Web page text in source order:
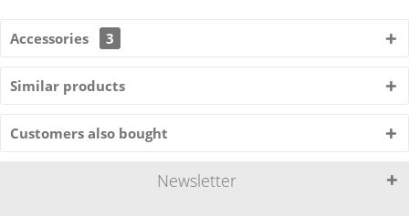
Accessories 3
Similar products
Customers also bought
Newsletter